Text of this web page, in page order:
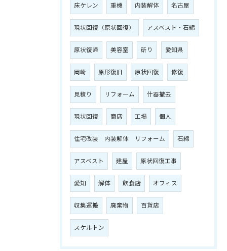
床ケレン 重機 内装解体 名古屋
現状回復（原状回復） アスベスト・石綿
原状復帰 美容室 斫り 愛知県
岡崎 原形復旧 原状回復 修復
見積り リフォーム 什器撤去
現状回復 商店 工場 個人
住宅改装 内装解体 リフォーム 石綿
アスベスト 建屋 原状回復工事
愛知 解体 飲食店 オフィス
収集運搬 廃棄物 百貨店
スケルトン